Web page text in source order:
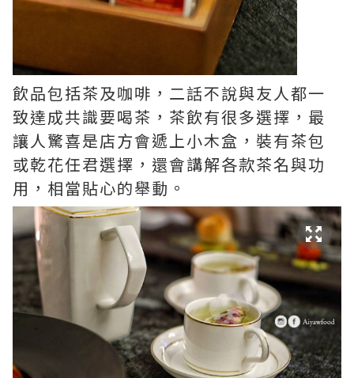
飲品包括茶及咖啡，二話不說與友人都一
致達成共識要喝茶，茶飲有很多選擇，最
讓人驚喜是店方會遞上小木盒，裝有茶包
或乾花任君選擇，還會講解各款茶名與功
用，相當貼心的舉動。